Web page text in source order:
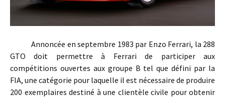
Annoncée en septembre 1983 par Enzo Ferrari, la 288
GTO doit permettre à Ferrari de participer aux
compétitions ouvertes aux groupe B tel que défini par la
FIA, une catégorie pour laquelle il est nécessaire de produire
200 exemplaires destiné à une clientèle civile pour obtenir